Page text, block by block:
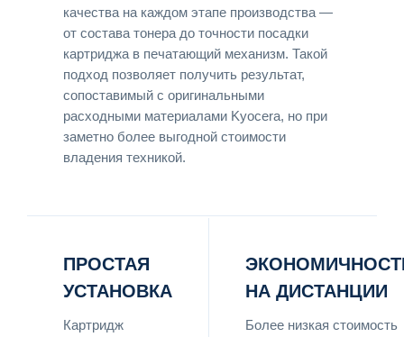
качества на каждом этапе производства —
от состава тонера до точности посадки
картриджа в печатающий механизм. Такой
подход позволяет получить результат,
сопоставимый с оригинальными
расходными материалами Kyocera, но при
заметно более выгодной стоимости
владения техникой.
ПРОСТАЯ
УСТАНОВКА
Картридж
НА ДИСТАНЦИИ
Более низкая стоимость